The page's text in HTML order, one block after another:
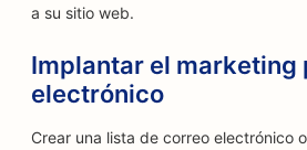
a su sitio web.
Implantar el marketing
electrónico
Crear una lista de correo electrónico